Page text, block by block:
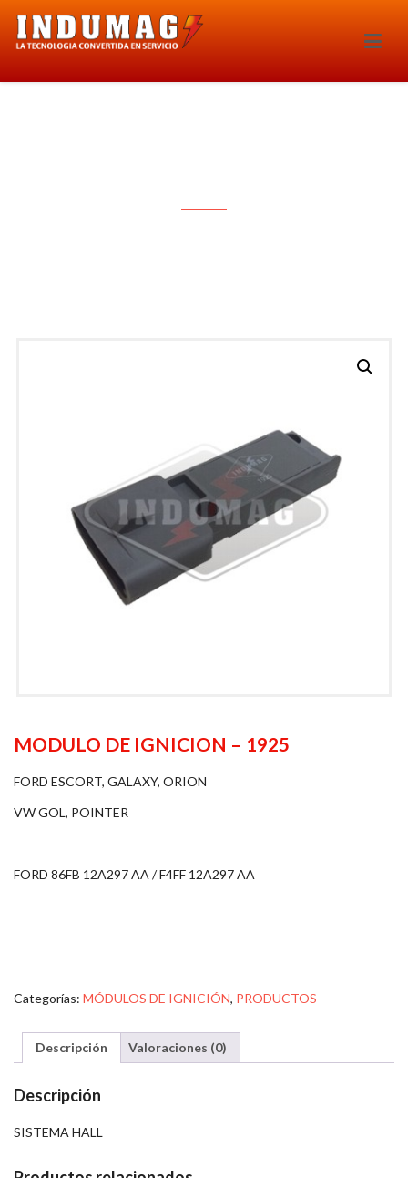
MODULO DE IGNICION – 1925
FORD ESCORT, GALAXY, ORION
VW GOL, POINTER
FORD 86FB 12A297 AA / F4FF 12A297 AA
Categorías: MÓDULOS DE IGNICIÓN, PRODUCTOS
Descripción Valoraciones (0)
Descripción
SISTEMA HALL